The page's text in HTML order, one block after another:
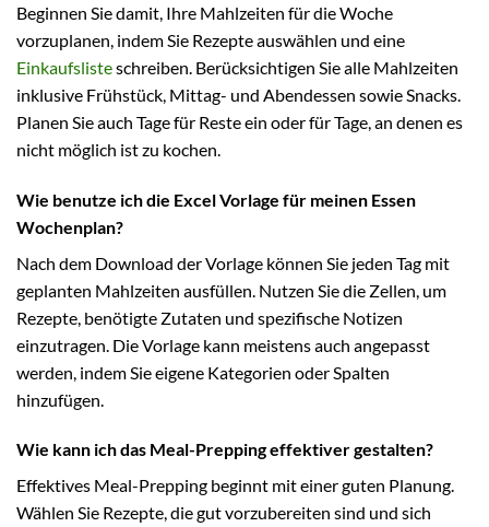
Beginnen Sie damit, Ihre Mahlzeiten für die Woche
vorzuplanen, indem Sie Rezepte auswählen und eine
Einkaufslisteschreiben. Berücksichtigen Sie alle Mahlzeiten
inklusive Frühstück, Mittag- und Abendessen sowie Snacks.
Planen Sie auch Tage für Reste ein oder für Tage, an denen es
nicht möglich ist zu kochen.
Wie benutze ich die Excel Vorlage für meinen Essen
Wochenplan?
Nach dem Download der Vorlage können Sie jeden Tag mit
geplanten Mahlzeiten ausfüllen. Nutzen Sie die Zellen, um
Rezepte, benötigte Zutaten und spezifische Notizen
einzutragen. Die Vorlage kann meistens auch angepasst
werden, indem Sie eigene Kategorien oder Spalten
hinzufügen.
Wie kann ich das Meal-Prepping effektiver gestalten?
Effektives Meal-Prepping beginnt mit einer guten Planung.
Wählen Sie Rezepte, die gut vorzubereiten sind und sich